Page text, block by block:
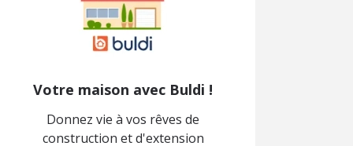
Votre maison avec Buldi !
Donnez vie à vos rêves de
construction et d'extension